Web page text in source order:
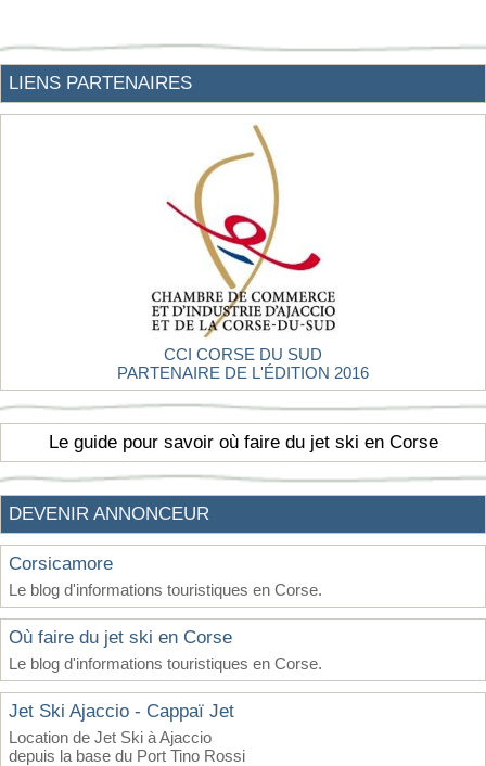
LIENS PARTENAIRES
CCI CORSE DU SUD
PARTENAIRE DE L'ÉDITION 2016
Le guide pour savoir où faire du jet ski en Corse
DEVENIR ANNONCEUR
Corsicamore
Le blog d'informations touristiques en Corse.
Où faire du jet ski en Corse
Le blog d'informations touristiques en Corse.
Jet Ski Ajaccio - Cappaï Jet
Location de Jet Ski à Ajaccio
depuis la base du Port Tino Rossi